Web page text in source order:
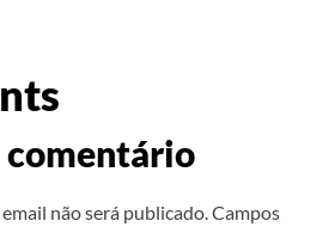
comentário
não será publicado. Campos